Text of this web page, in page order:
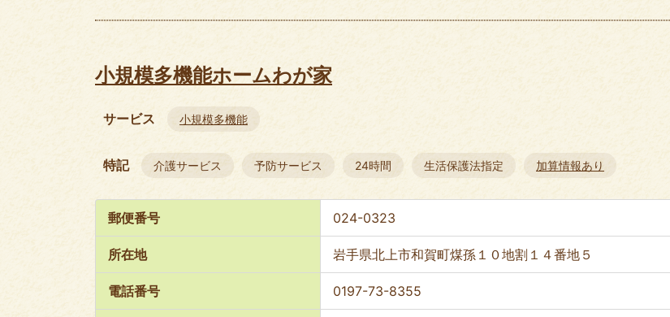
小規模多機能ホームわが家
サービス 小規模多機能
特記 介護サービス 予防サービス 24時間 生活保護法指定 加算情報あり
郵便番号 024-0323
所在地 岩手県北上市和賀町煤孫１０地割１４番地５
電話番号 0197-73-8355